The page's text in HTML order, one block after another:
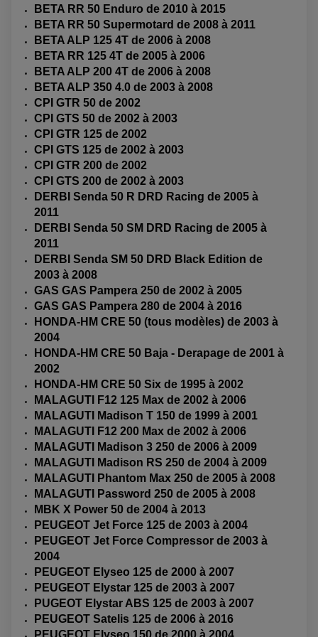
ÉLECTRICITÉ
ACCESSOIRES ELECTRIQUE
BATTERIE
CHARGEUR BATTERIE
CLIGNOTANT MOTO
CLIGNOTANT TYPE ORIGINE
DÉMARREUR
ECLAIRAGE MOTO
FEUX ADDITIONNELS
KIT RECONDITIONNEMENT DEMARREUR
POMPE A ESSENCE
REDRESSEUR / REGULATEUR
STATOR
ENTRETIEN MOTO
ATELIER, PADDOCK, STAND
ANTIPARASITE NGK
BOUGIE NGK
FILTRE A HUILE
FILTRE ET ACCESSOIRE ESSENCE
OUTILLAGE
PRODUIT D'ENTRETIEN
ELECTRICITÉ
CLIGNOTANT TYPE ORIGINE
BATTERIE SCOOTER
CHARGEUR DE BATTERIE
ECLAIRAGE SCOOTER
POMPE A ESSENCE
FREINAGE
DISQUE DE FREIN AVANT
DISQUE DE FREIN ARRIERE
PLAQUETTE DE FREIN AVANT
PLAQUETTE DE FREIN ARRIERE
MAÎTRE CYLINDRE
EQUIPEMENT ELECTRIQUE QUAD / SSV
ACCESSOIRES ELECTRIQUE QUAD / SSV
BOITIER CDI QUAD ET SSV
CHARGEUR DE BATTERIE QUAD / SSV
COMPTEUR QUAD / SSV
CONTACTEUR A CLÉ QUAD
DÉMARREUR
ECLAIRAGE LED / HALOGÈNE
EMBRAYAGE OFF ROAD
PIÈCE MOTEUR
POMPE À EAU BOYESEN
KIT RÉPARATION CARBU
KIT RÉPARATION POMPE A EAU
PIPE D'ADMISSION
RADIATEUR
DURITE RADIATEUR
BETA RR 50 Enduro de 2010 à 2015
BETA RR 50 Supermotard de 2008 à 2011
BETA ALP 125 4T de 2006 à 2008
BETA RR 125 4T de 2005 à 2006
BETA ALP 200 4T de 2006 à 2008
BETA ALP 350 4.0 de 2003 à 2008
CPI GTR 50 de 2002
CPI GTS 50 de 2002 à 2003
CPI GTR 125 de 2002
CPI GTS 125 de 2002 à 2003
CPI GTR 200 de 2002
CPI GTS 200 de 2002 à 2003
DERBI Senda 50 R DRD Racing de 2005 à
2011
DERBI Senda 50 SM DRD Racing de 2005 à
2011
DERBI Senda SM 50 DRD Black Edition de
2003 à 2008
GAS GAS Pampera 250 de 2002 à 2005
GAS GAS Pampera 280 de 2004 à 2016
HONDA-HM CRE 50 (tous modèles) de 2003 à
2004
HONDA-HM CRE 50 Baja - Derapage de 2001 à
2002
HONDA-HM CRE 50 Six de 1995 à 2002
MALAGUTI F12 125 Max de 2002 à 2006
MALAGUTI Madison T 150 de 1999 à 2001
MALAGUTI F12 200 Max de 2002 à 2006
MALAGUTI Madison 3 250 de 2006 à 2009
MALAGUTI Madison RS 250 de 2004 à 2009
MALAGUTI Phantom Max 250 de 2005 à 2008
MALAGUTI Password 250 de 2005 à 2008
MBK X Power 50 de 2004 à 2013
PEUGEOT Jet Force 125 de 2003 à 2004
PEUGEOT Jet Force Compressor de 2003 à
2004
PEUGEOT Elyseo 125 de 2000 à 2007
PEUGEOT Elystar 125 de 2003 à 2007
PUGEOT Elystar ABS 125 de 2003 à 2007
PEUGEOT Satelis 125 de 2006 à 2016
PEUGEOT Elyseo 150 de 2000 à 2004